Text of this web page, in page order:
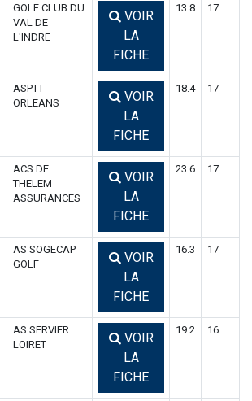
GOLF CLUB DU
VAL DE
L'INDRE
VOIR
LA
FICHE
13.8 17
ASPTT
ORLEANS
VOIR
LA
FICHE
18.4 17
ACS DE
THELEM
ASSURANCES
VOIR
LA
FICHE
23.6 17
AS SOGECAP
GOLF
VOIR
LA
FICHE
16.3 17
AS SERVIER
LOIRET
VOIR
LA
FICHE
19.2 16